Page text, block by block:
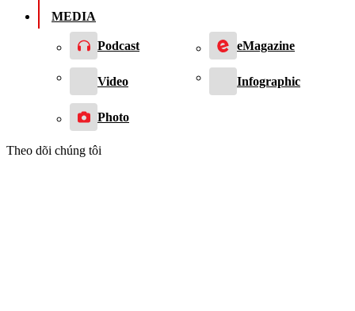
MEDIA
Podcast eMagazine
Video Infographic
Photo
Theo dõi chúng tôi